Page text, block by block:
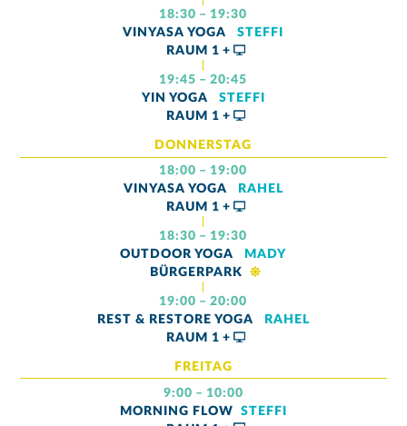
18:30 – 19:30
VINYASA YOGA
STEFFI
RAUM 1 +
19:45 – 20:45
YIN YOGA
STEFFI
RAUM 1 +
DONNERSTAG
18:00 – 19:00
VINYASA YOGA
RAHEL
RAUM 1 +
18:30 – 19:30
OUTDOOR YOGA
MADY
BÜRGERPARK
19:00 – 20:00
REST & RESTORE YOGA
RAHEL
RAUM 1 +
FREITAG
9:00 – 10:00
MORNING FLOW
STEFFI